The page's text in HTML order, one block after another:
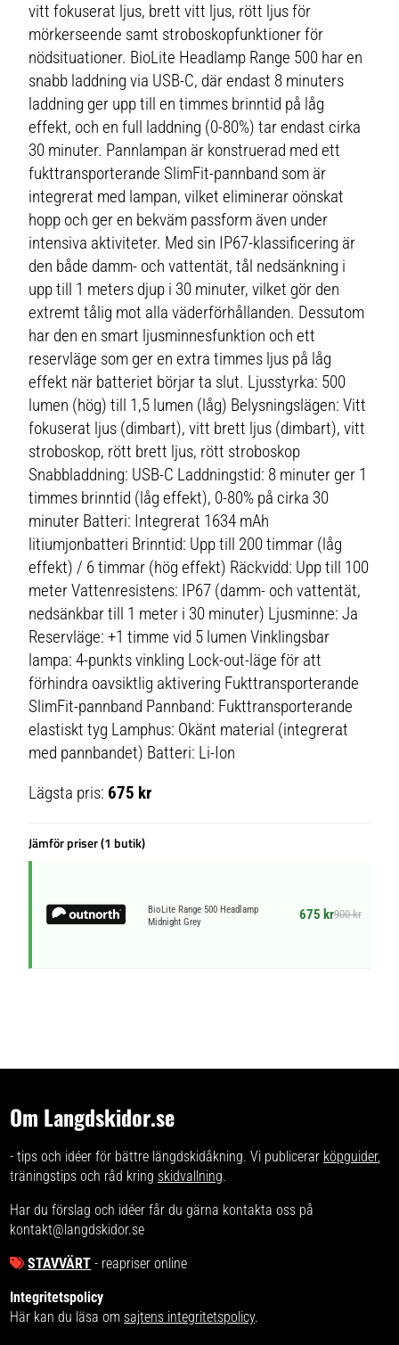
vitt fokuserat ljus, brett vitt ljus, rött ljus för
mörkerseende samt stroboskopfunktioner för
nödsituationer. BioLite Headlamp Range 500 har en
snabb laddning via USB-C, där endast 8 minuters
laddning ger upp till en timmes brinntid på låg
effekt, och en full laddning (0-80%) tar endast cirka
30 minuter. Pannlampan är konstruerad med ett
fukttransporterande SlimFit-pannband som är
integrerat med lampan, vilket eliminerar oönskat
hopp och ger en bekväm passform även under
intensiva aktiviteter. Med sin IP67-klassificering är
den både damm- och vattentät, tål nedsänkning i
upp till 1 meters djup i 30 minuter, vilket gör den
extremt tålig mot alla väderförhållanden. Dessutom
har den en smart ljusminnesfunktion och ett
reservläge som ger en extra timmes ljus på låg
effekt när batteriet börjar ta slut. Ljusstyrka: 500
lumen (hög) till 1,5 lumen (låg) Belysningslägen: Vitt
fokuserat ljus (dimbart), vitt brett ljus (dimbart), vitt
stroboskop, rött brett ljus, rött stroboskop
Snabbladdning: USB-C Laddningstid: 8 minuter ger 1
timmes brinntid (låg effekt), 0-80% på cirka 30
minuter Batteri: Integrerat 1634 mAh
litiumjonbatteri Brinntid: Upp till 200 timmar (låg
effekt) / 6 timmar (hög effekt) Räckvidd: Upp till 100
meter Vattenresistens: IP67 (damm- och vattentät,
nedsänkbar till 1 meter i 30 minuter) Ljusminne: Ja
Reservläge: +1 timme vid 5 lumen Vinklingsbar
lampa: 4-punkts vinkling Lock-out-läge för att
förhindra oavsiktlig aktivering Fukttransporterande
SlimFit-pannband Pannband: Fukttransporterande
elastiskt tyg Lamphus: Okänt material (integrerat
med pannbandet) Batteri: Li-Ion
Lägsta pris: 675 kr
Jämför priser (1 butik)
BioLite Range 500 Headlamp
Midnight Grey
675 kr900 kr
Om Langdskidor.se
- tips och idéer för bättre längdskidåkning. Vi publicerar köpguider,
träningstips och råd kring skidvallning.
Har du förslag och idéer får du gärna kontakta oss på
kontakt@langdskidor.se
STAVVÄRT - reapriser online
Integritetspolicy
Här kan du läsa om sajtens integritetspolicy.